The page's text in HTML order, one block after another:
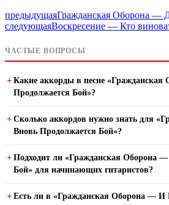
предыдущаяГражданская Оборона —
следующаяВоскресение — Кто
ЧАСТЫЕ ВОПРОСЫ
Какие аккорды в песне
Продолжается Бой»?
Сколько аккордов нужно знать для
Вновь Продолжается Бой»?
Подходит ли «Гражданская Оборона
Бой» для начинающих гитаристов?
Есть ли в «Гражданская Оборона — И